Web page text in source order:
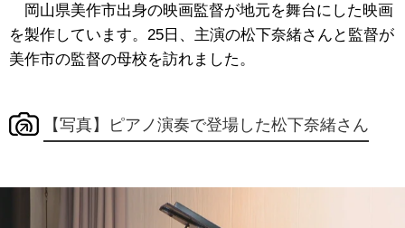
岡山県美作市出身の映画監督が地元を舞台にした映画
を製作しています。25日、主演の松下奈緒さんと監督が
美作市の監督の母校を訪れました。
【写真】ピアノ演奏で登場した松下奈緒さん